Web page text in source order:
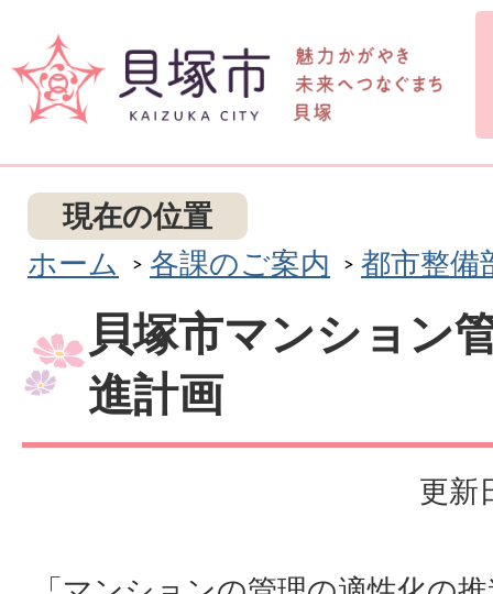
現在の位置
ホーム
各課のご案内 都市整備
貝塚市マンション
進計画
更新